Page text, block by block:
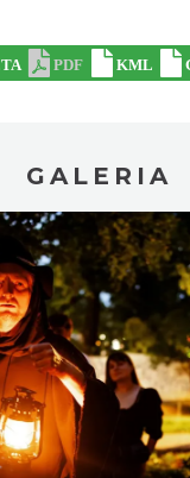
16. piętra"
Kryszak”
GALERIA